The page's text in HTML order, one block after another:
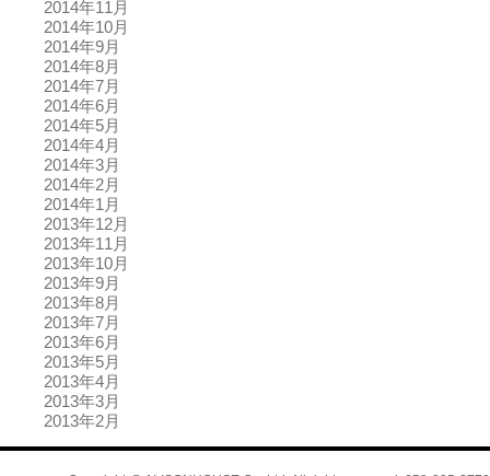
2014年11月
2014年10月
2014年9月
2014年8月
2014年7月
2014年6月
2014年5月
2014年4月
2014年3月
2014年2月
2014年1月
2013年12月
2013年11月
2013年10月
2013年9月
2013年8月
2013年7月
2013年6月
2013年5月
2013年4月
2013年3月
2013年2月